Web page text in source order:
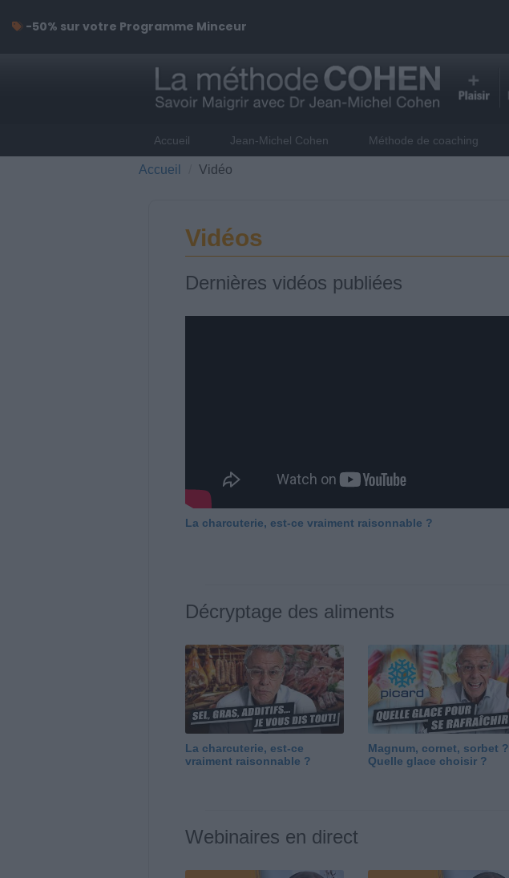
Accueil Jean-Michel Cohen Méthode de coaching
Accueil Vidéo
Vidéos
Dernières vidéos publiées
La charcuterie, est-ce vraiment raisonnable ?
Décryptage des aliments
La charcuterie, est-ce
vraiment raisonnable ?
Magnum, cornet, sorbet ?
Quelle glace choisir ?
Webinaires en direct
-50% sur votre Programme Minceur